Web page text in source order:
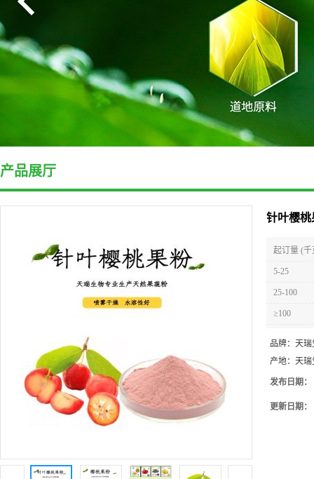
产品展厅
针叶樱桃
起订量 (千
5-25
25-100
≥100
品牌： 天瑞
产地： 天瑞
发布日期：
更新日期：